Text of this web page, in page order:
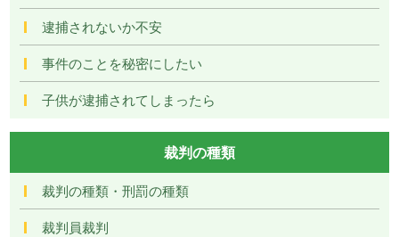
逮捕されないか不安
事件のことを秘密にしたい
子供が逮捕されてしまったら
裁判の種類
裁判の種類・刑罰の種類
裁判員裁判